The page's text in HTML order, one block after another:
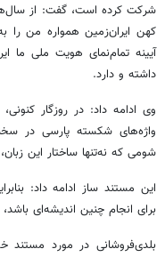
شرکت کرده است، گفت: از
کهن ایران‌زمین همواره من را
آیینه تمام‌نمای هویت ملی ما
‏داشته و دارد.‏
وی ادامه داد: در روزگار
واژه‌های شکسته پارسی در
شومی که نه‌تنها ساختار این
این مستند ساز ادامه داد:
برای انجام چنین ‏اندیشه‌ای
‏بلدی‌فروشانی در مورد مستند